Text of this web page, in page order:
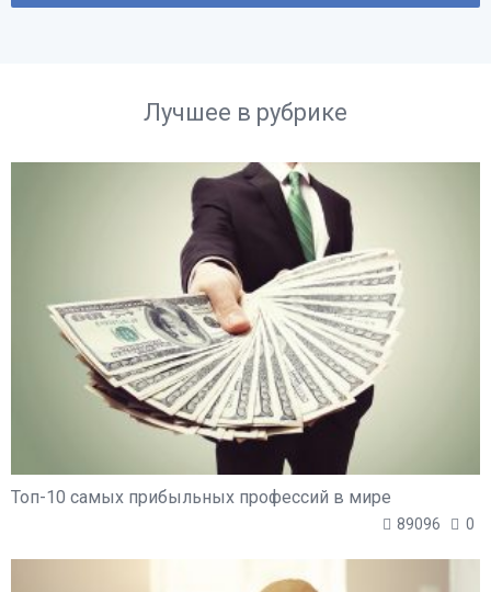
Лучшее в рубрике
Топ-10 самых прибыльных профессий в мире
89096 0